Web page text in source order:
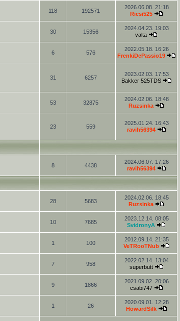
118 192571
2026.06.08. 21:18
Ricsi525
30 15356
2024.04.23. 19:03
valta
6 576
2022.05.18. 16:26
FrenkiDePassio19
31 6257
2023.02.03. 17:53
Bakker 525TDS
53 32875
2024.02.06. 18:48
Ruzsinka
23 559
2025.01.24. 16:43
ravih56394
8 4438
2024.06.07. 17:26
ravih56394
28 5683
2024.02.06. 18:45
Ruzsinka
10 7685
2023.12.14. 08:05
SvidronyA
1 100
2012.09.14. 21:35
VeTRooTNub
7 958
2022.02.14. 13:04
superbutt
9 1866
2021.09.02. 20:06
csabi747
1 26
2020.09.01. 12:28
HowardSilk